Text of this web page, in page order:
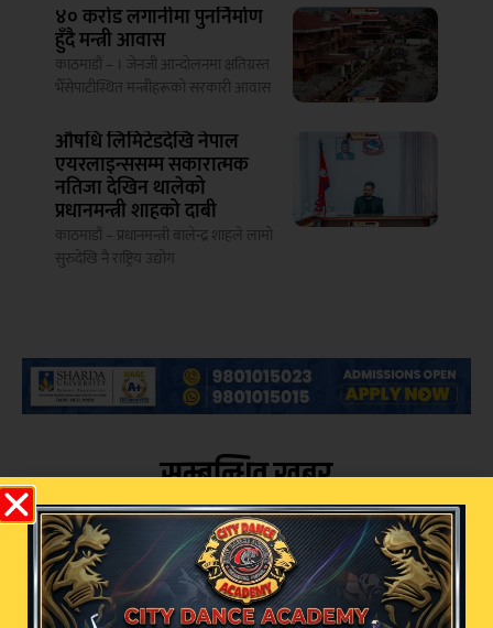
४० करोड लगानीमा पुनर्निर्माण
हुँदै मन्त्री आवास
काठमाडौं – । जेनजी आन्दोलनमा क्षतिग्रस्त
भैँसेपाटीस्थित मन्त्रीहरूको सरकारी आवास
औषधि लिमिटेडदेखि नेपाल
एयरलाइन्ससम्म सकारात्मक
नतिजा देखिन थालेको
प्रधानमन्त्री शाहको दाबी
काठमाडौं – प्रधानमन्त्री बालेन्द्र शाहले लामो
सुरुदेखि नै राष्ट्रिय उद्योग
सम्बन्धित खबर